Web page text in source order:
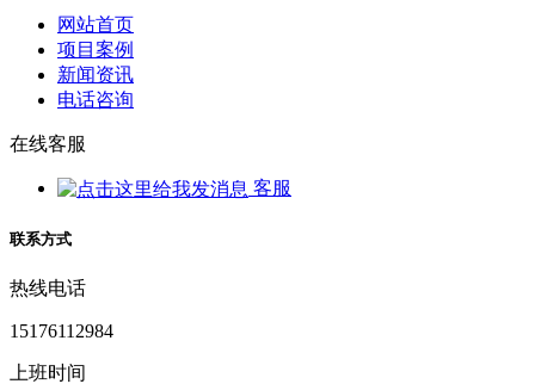
网站首页
项目案例
新闻资讯
电话咨询
在线客服
客服
联系方式
热线电话
15176112984
上班时间